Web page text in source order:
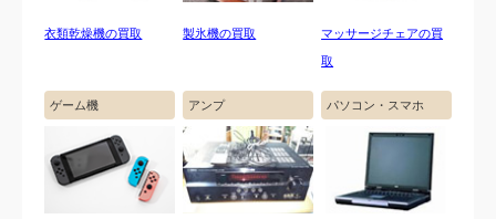
衣類乾燥機の買取 製氷機の買取 マッサージチェアの買
取
ゲーム機 アンプ パソコン・スマホ